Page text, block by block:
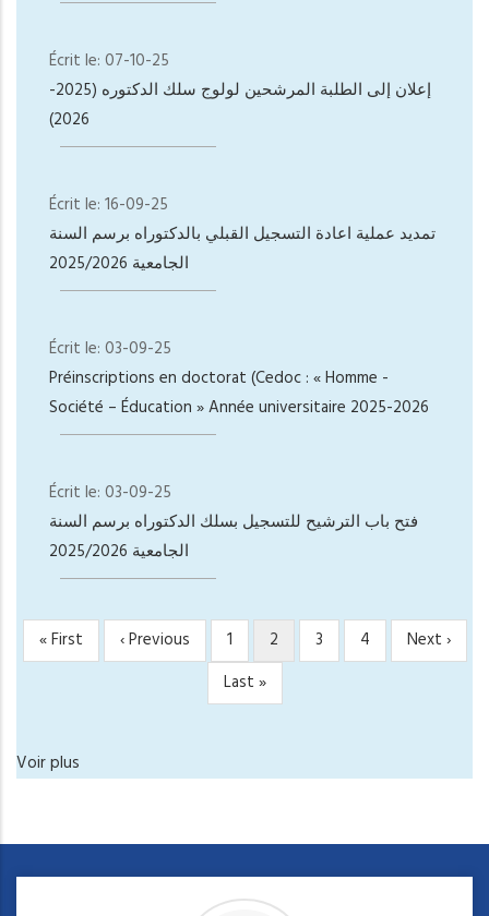
Écrit le: 07-10-25
إعلان إلى الطلبة المرشحين لولوج سلك الدكتوره (2025-
2026)
Écrit le: 16-09-25
تمديد عملية اعادة التسجيل القبلي بالدكتوراه برسم السنة
الجامعية 2025/2026
Écrit le: 03-09-25
Préinscriptions en doctorat (Cedoc : « Homme -
Société – Éducation » Année universitaire 2025-2026
Écrit le: 03-09-25
فتح باب الترشيح للتسجيل بسلك الدكتوراه برسم السنة
الجامعية 2025/2026
PAGINATION
Première
page
« First
Page
précédente
‹ Previous Page
1
Page
courante
2 Page
3 Page
4
Page
suivante
Next ›
Dernière
page
Last »
Voir plus